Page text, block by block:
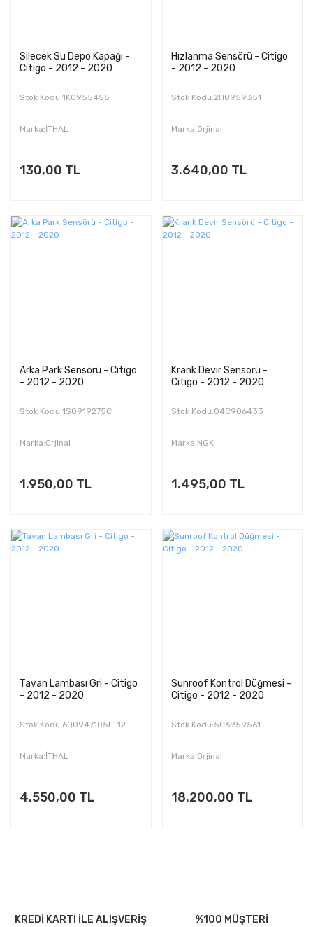
Silecek Su Depo Kapağı -
Citigo - 2012 - 2020
Stok Kodu:1K0955455
Marka:İTHAL
130,00 TL
Hızlanma Sensörü - Citigo
- 2012 - 2020
Stok Kodu:2H0959351
Marka:Orjinal
3.640,00 TL
Arka Park Sensörü - Citigo
- 2012 - 2020
Stok Kodu:1S0919275C
Marka:Orjinal
1.950,00 TL
Krank Devir Sensörü -
Citigo - 2012 - 2020
Stok Kodu:04C906433
Marka:NGK
1.495,00 TL
Tavan Lambası Gri - Citigo
- 2012 - 2020
Stok Kodu:6Q0947105F-12
Marka:İTHAL
4.550,00 TL
Sunroof Kontrol Düğmesi -
Citigo - 2012 - 2020
Stok Kodu:5C6959561
Marka:Orjinal
18.200,00 TL
KREDİ KARTI İLE ALIŞVERİŞ
%100 MÜŞTERİ